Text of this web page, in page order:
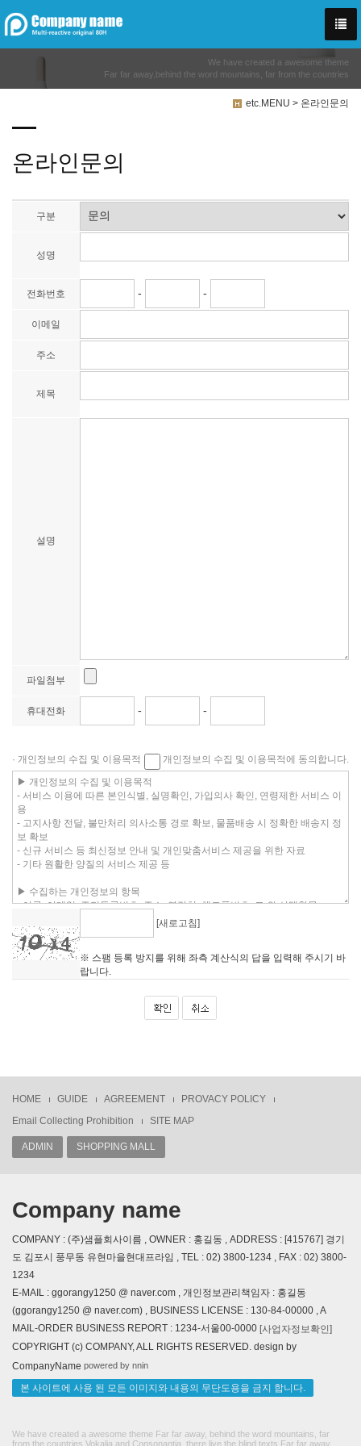
We have created a awesome theme
Far far away,behind the word mountains, far from the countries
etc.MENU > 온라인문의
온라인문의
구분
성명
전화번호 - -
이메일
주소
제목
설명
파일첨부
휴대전화 - -
· 개인정보의 수집 및 이용목적 개인정보의 수집 및 이용목적에 동의합니다.
[새로고침]
※ 스팸 등록 방지를 위해 좌측 계산식의 답을 입력해 주시기 바
랍니다.
HOME GUIDE AGREEMENT
PROVACY POLICY
Email Collecting Prohibition
SITE MAP
ADMIN SHOPPING MALL
Company name
COMPANY : (주)샘플회사이름 , OWNER : 홍길동 , ADDRESS : [415767] 경기
도 김포시 풍무동 유현마을현대프라임 , TEL : 02) 3800-1234 , FAX : 02) 3800-
1234
E-MAIL : ggorangy1250 @ naver.com , 개인정보관리책임자 : 홍길동
(ggorangy1250 @ naver.com) , BUSINESS LICENSE : 130-84-00000 , A
MAIL-ORDER BUSINESS REPORT : 1234-서울00-0000 [사업자정보확인]
COPYRIGHT (c) COMPANY, ALL RIGHTS RESERVED. design by
CompanyName powered by nnin
본 사이트에 사용 된 모든 이미지와 내용의 무단도용을 금지 합니다.
We have created a awesome theme Far far away, behind the word mountains, far
from the countries Vokalia and Consonantia, there live the blind texts.Far far away,